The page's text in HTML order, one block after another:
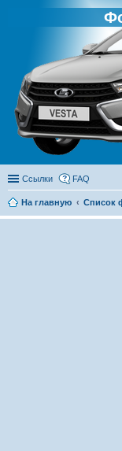
Ссылки FAQ
На главную Список